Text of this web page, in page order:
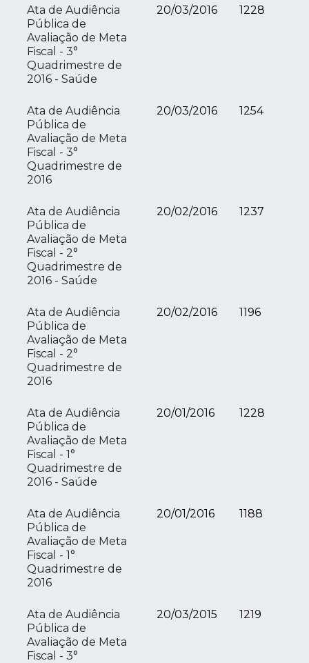
Ata de Audiência
Pública de
Avaliação de Meta
Fiscal - 3°
Quadrimestre de
2016 - Saúde
20/03/2016 1228
Ata de Audiência
Pública de
Avaliação de Meta
Fiscal - 3°
Quadrimestre de
2016
20/03/2016 1254
Ata de Audiência
Pública de
Avaliação de Meta
Fiscal - 2°
Quadrimestre de
2016 - Saúde
20/02/2016 1237
Ata de Audiência
Pública de
Avaliação de Meta
Fiscal - 2°
Quadrimestre de
2016
20/02/2016 1196
Ata de Audiência
Pública de
Avaliação de Meta
Fiscal - 1°
Quadrimestre de
2016 - Saúde
20/01/2016 1228
Ata de Audiência
Pública de
Avaliação de Meta
Fiscal - 1°
Quadrimestre de
2016
20/01/2016 1188
Ata de Audiência
Pública de
Avaliação de Meta
Fiscal - 3°
20/03/2015 1219